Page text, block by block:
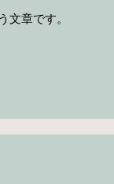
章です。